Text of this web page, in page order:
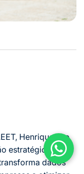
Henrique une
estratégica de
dados